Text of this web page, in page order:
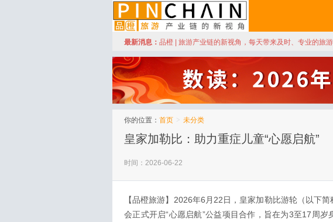
品橙旅游
最新消息： 品橙 | 旅游产业链的新视角，每天带来及时、专业的旅
你的位置： 首页 > 未分类
皇家加勒比：助力重症儿童“心愿启航”
时间：2026-06-22
【品橙旅游】2026年6月22日，皇家加勒比游轮（以下
会正式开启“心愿启航”公益项目合作，旨在为3至17周